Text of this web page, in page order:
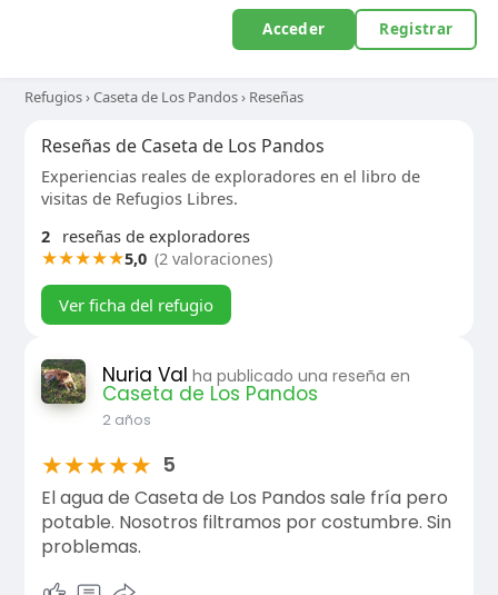
Acceder Registrar
Refugios›Caseta de Los Pandos› Reseñas
Reseñas de Caseta de Los Pandos
Experiencias reales de exploradores en el libro de
visitas de Refugios Libres.
2
reseñas de exploradores
★★★★★5,0 (2 valoraciones)
Ver ficha del refugio
Nuria Val ha publicado una reseña en
Caseta de Los Pandos
2 años
★★★★★ 5
El agua de Caseta de Los Pandos sale fría pero
potable. Nosotros filtramos por costumbre. Sin
problemas.